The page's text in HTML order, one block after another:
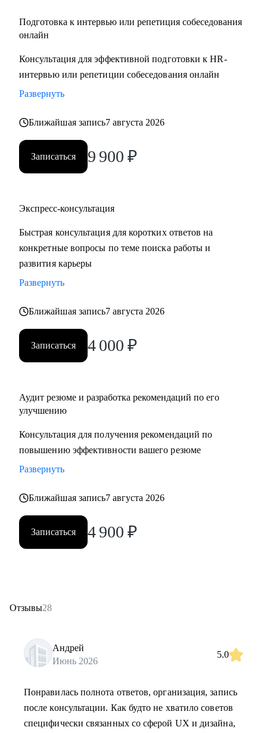
Подготовка к интервью или репетиция собеседования
онлайн
Консультация для эффективной подготовки к HR-
интервью или репетиции собеседования онлайн
Развернуть
Ближайшая запись7 августа 2026
Записаться 9 900 ₽
Экспресс-консультация
Быстрая консультация для коротких ответов на
конкретные вопросы по теме поиска работы и
развития карьеры
Развернуть
Ближайшая запись7 августа 2026
Записаться 4 000 ₽
Аудит резюме и разработка рекомендаций по его
улучшению
Консультация для получения рекомендаций по
повышению эффективности вашего резюме
Развернуть
Ближайшая запись7 августа 2026
Записаться 4 900 ₽
Отзывы28
Андрей
Июнь 2026
5.0
Понравилась полнота ответов, организация, запись
после консультации. Как будто не хватило советов
специфически связанных со сферой UX и дизайна,